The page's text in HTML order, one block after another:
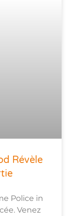
Révèle
Police in
Venez